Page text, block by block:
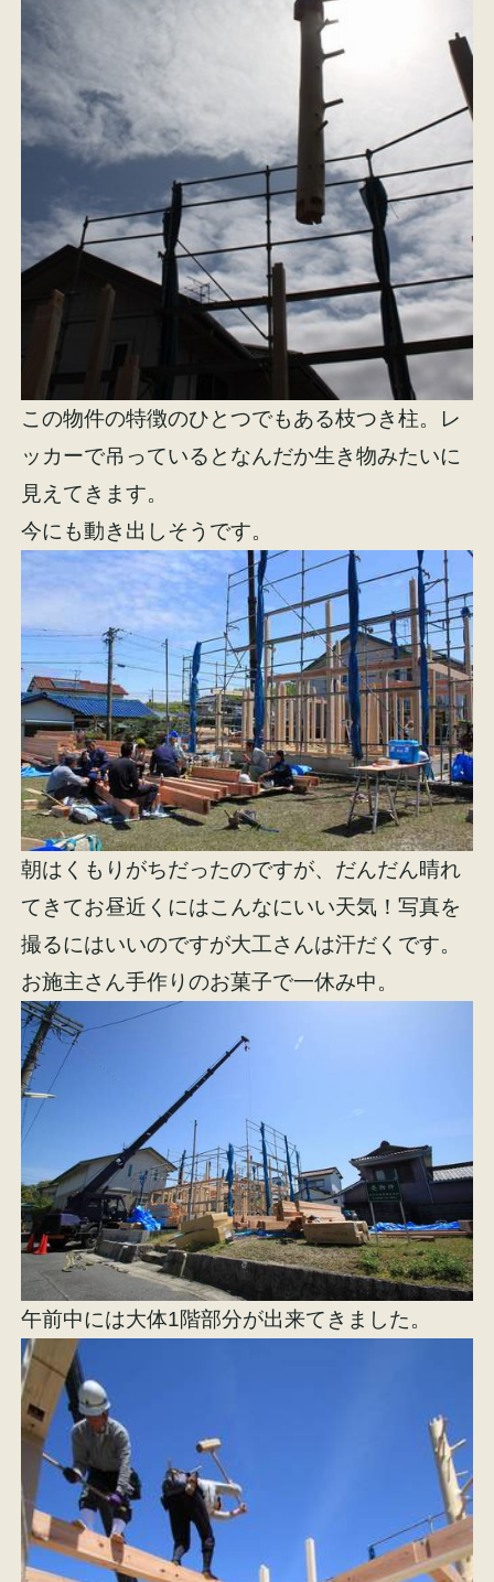
この物件の特徴のひとつでもある枝つき柱。レ
ッカーで吊っているとなんだか生き物みたいに
見えてきます。
今にも動き出しそうです。
朝はくもりがちだったのですが、だんだん晴れ
てきてお昼近くにはこんなにいい天気！写真を
撮るにはいいのですが大工さんは汗だくです。
お施主さん手作りのお菓子で一休み中。
午前中には大体1階部分が出来てきました。
オンラインショップ